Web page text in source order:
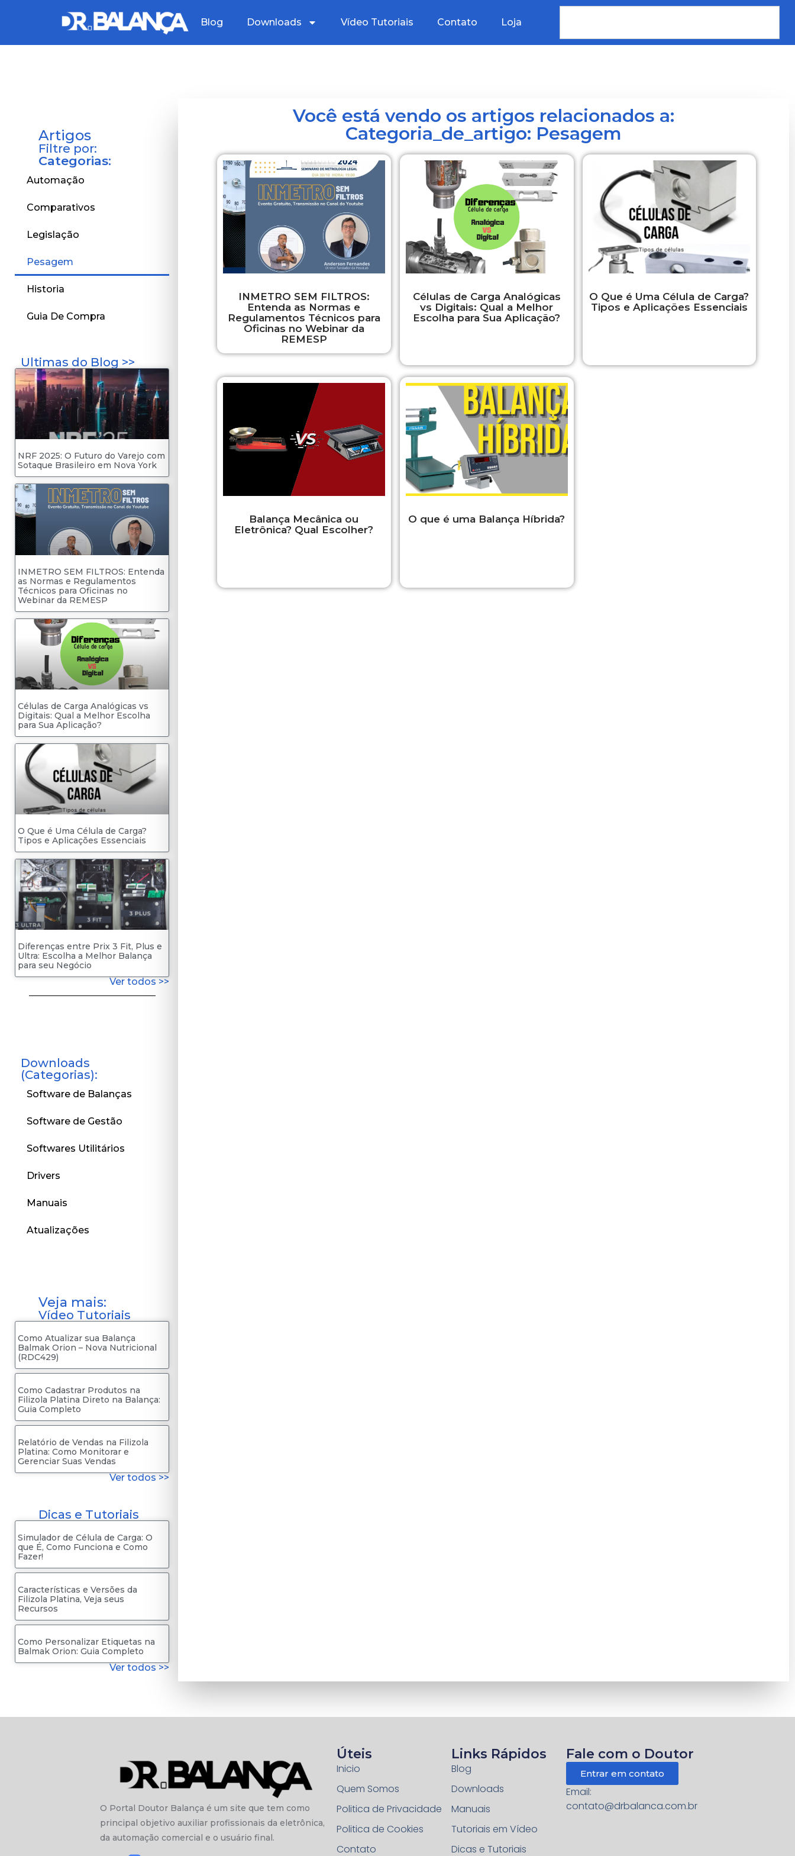
Blog Downloads Vídeo Tutoriais Contato Loja
Artigos
Filtre por:
Categorias:
Automação
Comparativos
Legislação
Pesagem
Historia
Guia De Compra
Ultimas do Blog >>
NRF 2025: O Futuro do Varejo com
Sotaque Brasileiro em Nova York
INMETRO SEM FILTROS: Entenda
as Normas e Regulamentos
Técnicos para Oficinas no
Webinar da REMESP
Células de Carga Analógicas vs
Digitais: Qual a Melhor Escolha
para Sua Aplicação?
O Que é Uma Célula de Carga?
Tipos e Aplicações Essenciais
Diferenças entre Prix 3 Fit, Plus e
Ultra: Escolha a Melhor Balança
para seu Negócio
Ver todos >>
Downloads
(Categorias):
Software de Balanças
Software de Gestão
Softwares Utilitários
Drivers
Manuais
Atualizações
Veja mais:
Vídeo Tutoriais
Como Atualizar sua Balança
Balmak Orion – Nova Nutricional
(RDC429)
Como Cadastrar Produtos na
Filizola Platina Direto na Balança:
Guia Completo
Relatório de Vendas na Filizola
Platina: Como Monitorar e
Gerenciar Suas Vendas
Ver todos >>
Dicas e Tutoriais
Simulador de Célula de Carga: O
que É, Como Funciona e Como
Fazer!
Características e Versões da
Filizola Platina, Veja seus
Recursos
Como Personalizar Etiquetas na
Balmak Orion: Guia Completo
Ver todos >>
Você está vendo os artigos relacionados a:
Categoria_de_artigo: Pesagem
INMETRO SEM FILTROS:
Entenda as Normas e
Regulamentos Técnicos para
Oficinas no Webinar da
REMESP
Células de Carga Analógicas
vs Digitais: Qual a Melhor
Escolha para Sua Aplicação?
O Que é Uma Célula de Carga?
Tipos e Aplicações Essenciais
Balança Mecânica ou
Eletrônica? Qual Escolher?
O que é uma Balança Híbrida?
O Portal Doutor Balança é um site que tem como
principal objetivo auxiliar profissionais da eletrônica,
da automação comercial e o usuário final.
Úteis
Inicio
Quem Somos
Politica de Privacidade
Politica de Cookies
Contato
Links Rápidos
Blog
Downloads
Manuais
Tutoriais em Vídeo
Dicas e Tutoriais
Fale com o Doutor
Entrar em contato
Email:
contato@drbalanca.com.br